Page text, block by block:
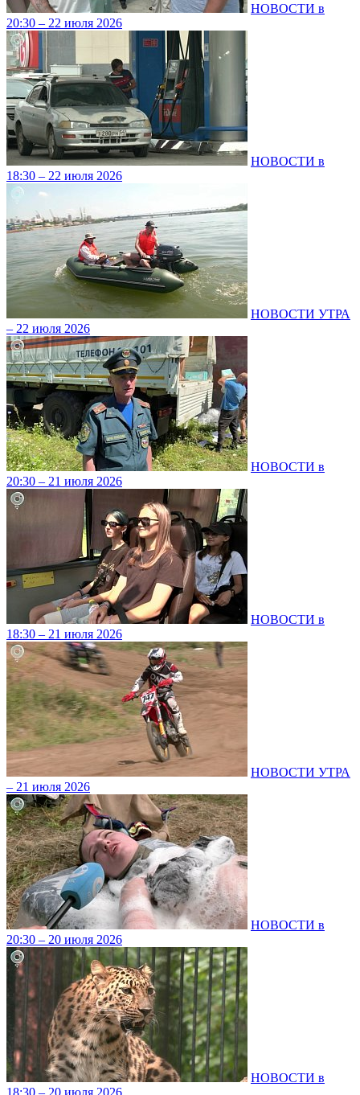
НОВОСТИ в
20:30 – 22 июля 2026
НОВОСТИ в
18:30 – 22 июля 2026
НОВОСТИ УТРА
– 22 июля 2026
НОВОСТИ в
20:30 – 21 июля 2026
НОВОСТИ в
18:30 – 21 июля 2026
НОВОСТИ УТРА
– 21 июля 2026
НОВОСТИ в
20:30 – 20 июля 2026
НОВОСТИ в
18:30 – 20 июля 2026